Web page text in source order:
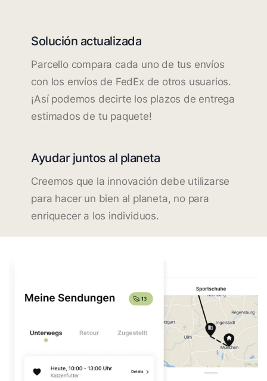
Solución actualizada
Parcello compara cada uno de tus envíos
con los envíos de FedEx de otros usuarios.
¡Así podemos decirte los plazos de entrega
estimados de tu paquete!
Ayudar juntos al planeta
Creemos que la innovación debe utilizarse
para hacer un bien al planeta, no para
enriquecer a los individuos.